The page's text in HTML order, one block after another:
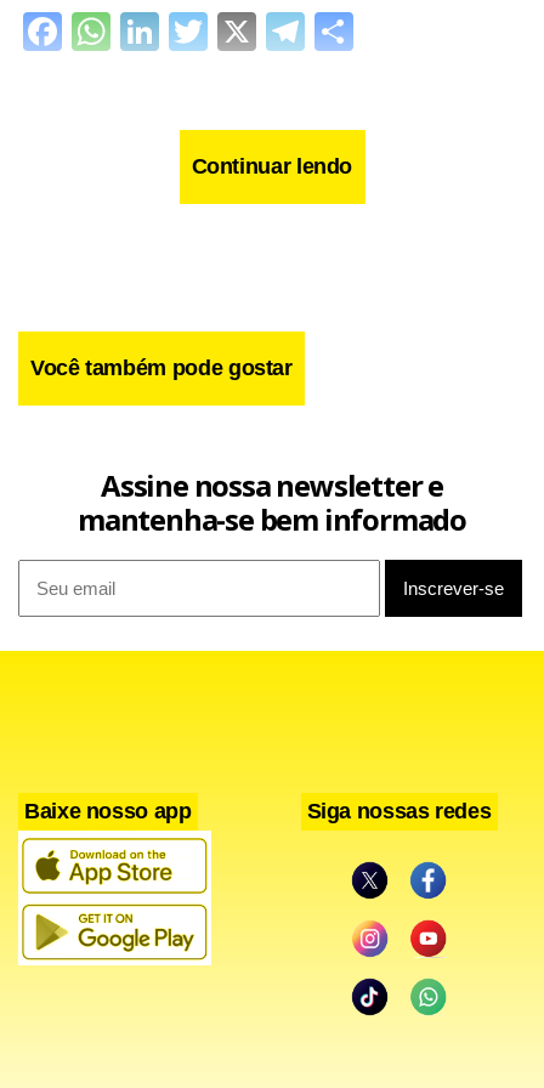
Facebook
WhatsApp
LinkedIn
Twitter
X Telegram
Continuar lendo
Você também pode gostar
Assine nossa newsletter e
mantenha-se bem informado
Baixe nosso app Siga nossas redes